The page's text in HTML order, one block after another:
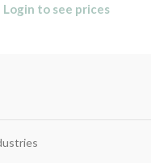
Login to see prices